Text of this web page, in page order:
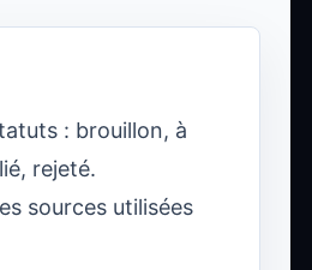
: brouillon, à
rejeté.
sources utilisées